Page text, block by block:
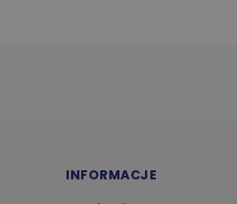
INFORMACJE